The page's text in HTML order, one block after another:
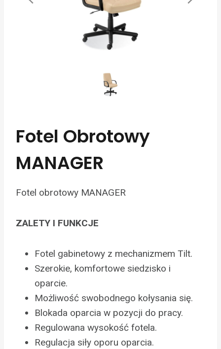
Fotel Obrotowy
MANAGER
Fotel obrotowy MANAGER
ZALETY I FUNKCJE
Fotel gabinetowy z mechanizmem Tilt.
Szerokie, komfortowe siedzisko i
oparcie.
Możliwość swobodnego kołysania się.
Blokada oparcia w pozycji do pracy.
Regulowana wysokość fotela.
Regulacja siły oporu oparcia.